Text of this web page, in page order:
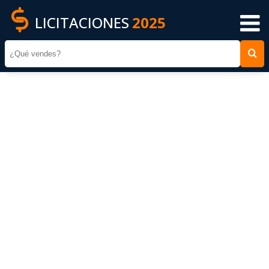
LICITACIONES 2025